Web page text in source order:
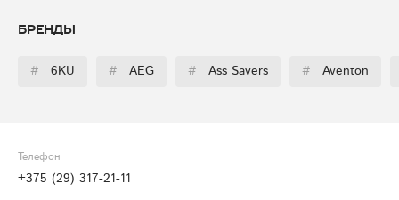
Бренды
# 6KU # AEG # Ass Savers # Aventon
Телефон
+375 (29) 317-21-11